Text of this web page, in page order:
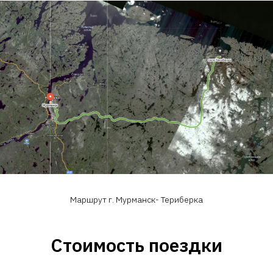
Маршрут г. Мурманск- Териберка
Стоимость поездки